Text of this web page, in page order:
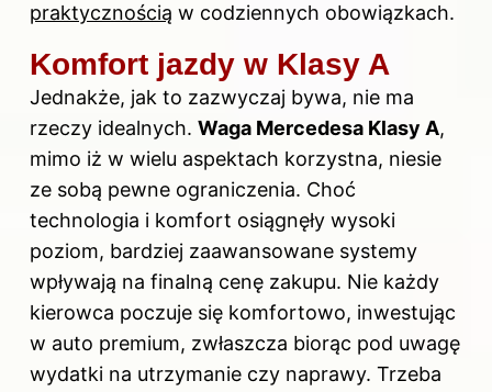
praktycznością w codziennych obowiązkach.
Komfort jazdy w Klasy A
Jednakże, jak to zazwyczaj bywa, nie ma
rzeczy idealnych. Waga Mercedesa Klasy A,
mimo iż w wielu aspektach korzystna, niesie
ze sobą pewne ograniczenia. Choć
technologia i komfort osiągnęły wysoki
poziom, bardziej zaawansowane systemy
wpływają na finalną cenę zakupu. Nie każdy
kierowca poczuje się komfortowo, inwestując
w auto premium, zwłaszcza biorąc pod uwagę
wydatki na utrzymanie czy naprawy. Trzeba